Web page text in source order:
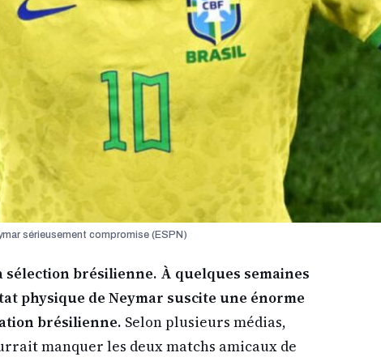
sérieusement compromise (ESPN)
sélection brésilienne. À quelques semaines
physique de Neymar suscite une énorme
brésilienne. Selon plusieurs médias,
manquer les deux matchs amicaux de